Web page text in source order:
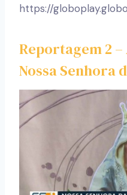
https://
Reportagem 2 –
Nossa Senhora